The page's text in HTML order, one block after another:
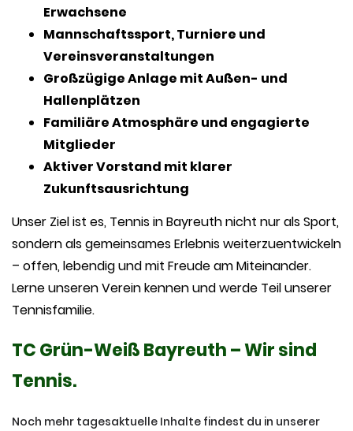
Erwachsene
Mannschaftssport, Turniere und
Vereinsveranstaltungen
Großzügige Anlage mit Außen- und
Hallenplätzen
Familiäre Atmosphäre und engagierte
Mitglieder
Aktiver Vorstand mit klarer
Zukunftsausrichtung
Unser Ziel ist es, Tennis in Bayreuth nicht nur als Sport,
sondern als gemeinsames Erlebnis weiterzuentwickeln
– offen, lebendig und mit Freude am Miteinander.
Lerne unseren Verein kennen und werde Teil unserer
Tennisfamilie.
TC Grün-Weiß Bayreuth – Wir sind
Tennis.
Noch mehr tagesaktuelle Inhalte findest du in unserer